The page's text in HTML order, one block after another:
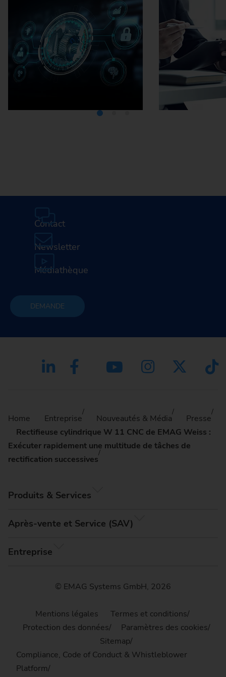
Contact
Newsletter
Médiathèque
DEMANDE
Home Entreprise Nouveautés & Média
Presse
Rectifieuse cylindrique W 11 CNC de EMAG Weiss :
Exécuter rapidement une multitude de tâches de
rectification successives
Produits & Services
Après-vente et Service (SAV)
Entreprise
© EMAG Systems GmbH, 2026
Mentions légales
Termes et conditions
Protection des données
Paramètres des cookies
Sitemap
Compliance, Code of Conduct & Whistleblower
Platform